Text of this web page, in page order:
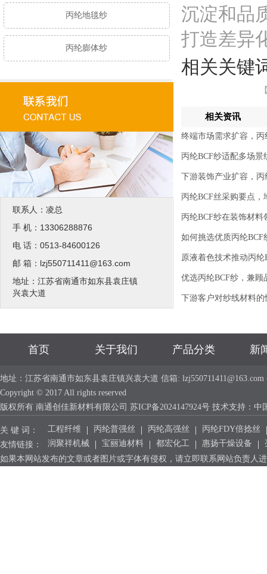
丙纶地毯纱
丙纶膨体纱
联系人：凌总
手 机：13306288876
电 话：0513-84600126
邮 箱：lzj550711411@163.com
地址：江苏省南通市如东县袁庄镇
兴袁大道
沉淀和品
打造差异
相关关键
相关资讯
终端市场需求扩容，
丙纶BCF纱适配多场
下游装饰产业扩容，
丙纶BCF丝采购要点
丙纶BCF纱在装饰材
如何挑选优质丙纶BCF
原液着色技术推动丙
优选丙纶BCF纱，兼
下游客户对纱线材料
首页 关于我们 产品分类 新
地址：江苏省南通市如东县袁庄镇兴袁大道 信箱: lzj550711411@163.com
Copyright © 2017 All rights reserved
版权所有 南通创佳新材料有限公司 苏ICP备2024147924号 技术支持： 中
关 键 词： 工程纤维 丙纶普强丝 丙纶高强丝
丙纶FDY倍捻丝
友情链接：
润聚祥机械 宝丽迪材料 都宏化工 惠扬干燥设备
如果本网站发布的文章或者图片或字体有侵权，请立即联系网站负责人